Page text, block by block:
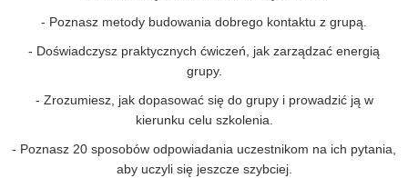
- Poznasz metody budowania dobrego kontaktu z grupą.
- Doświadczysz praktycznych ćwiczeń, jak zarządzać energią
grupy.
- Zrozumiesz, jak dopasować się do grupy i prowadzić ją w
kierunku celu szkolenia.
- Poznasz 20 sposobów odpowiadania uczestnikom na ich pytania,
aby uczyli się jeszcze szybciej.